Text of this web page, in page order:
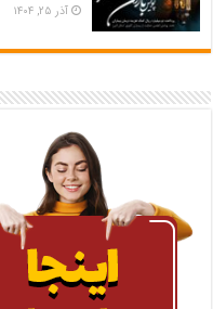
آذر ۲۵, ۱۴۰۴